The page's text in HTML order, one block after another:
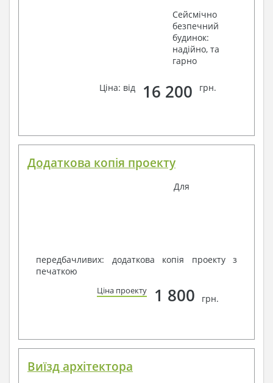
Сейсмічно
безпечний
будинок:
надійно, та
гарно
Ціна: від 16 200 грн.
Додаткова копія проекту
Для
передбачливих: додаткова копія проекту з
печаткою
Ціна проекту 1 800 грн.
Виїзд архітектора